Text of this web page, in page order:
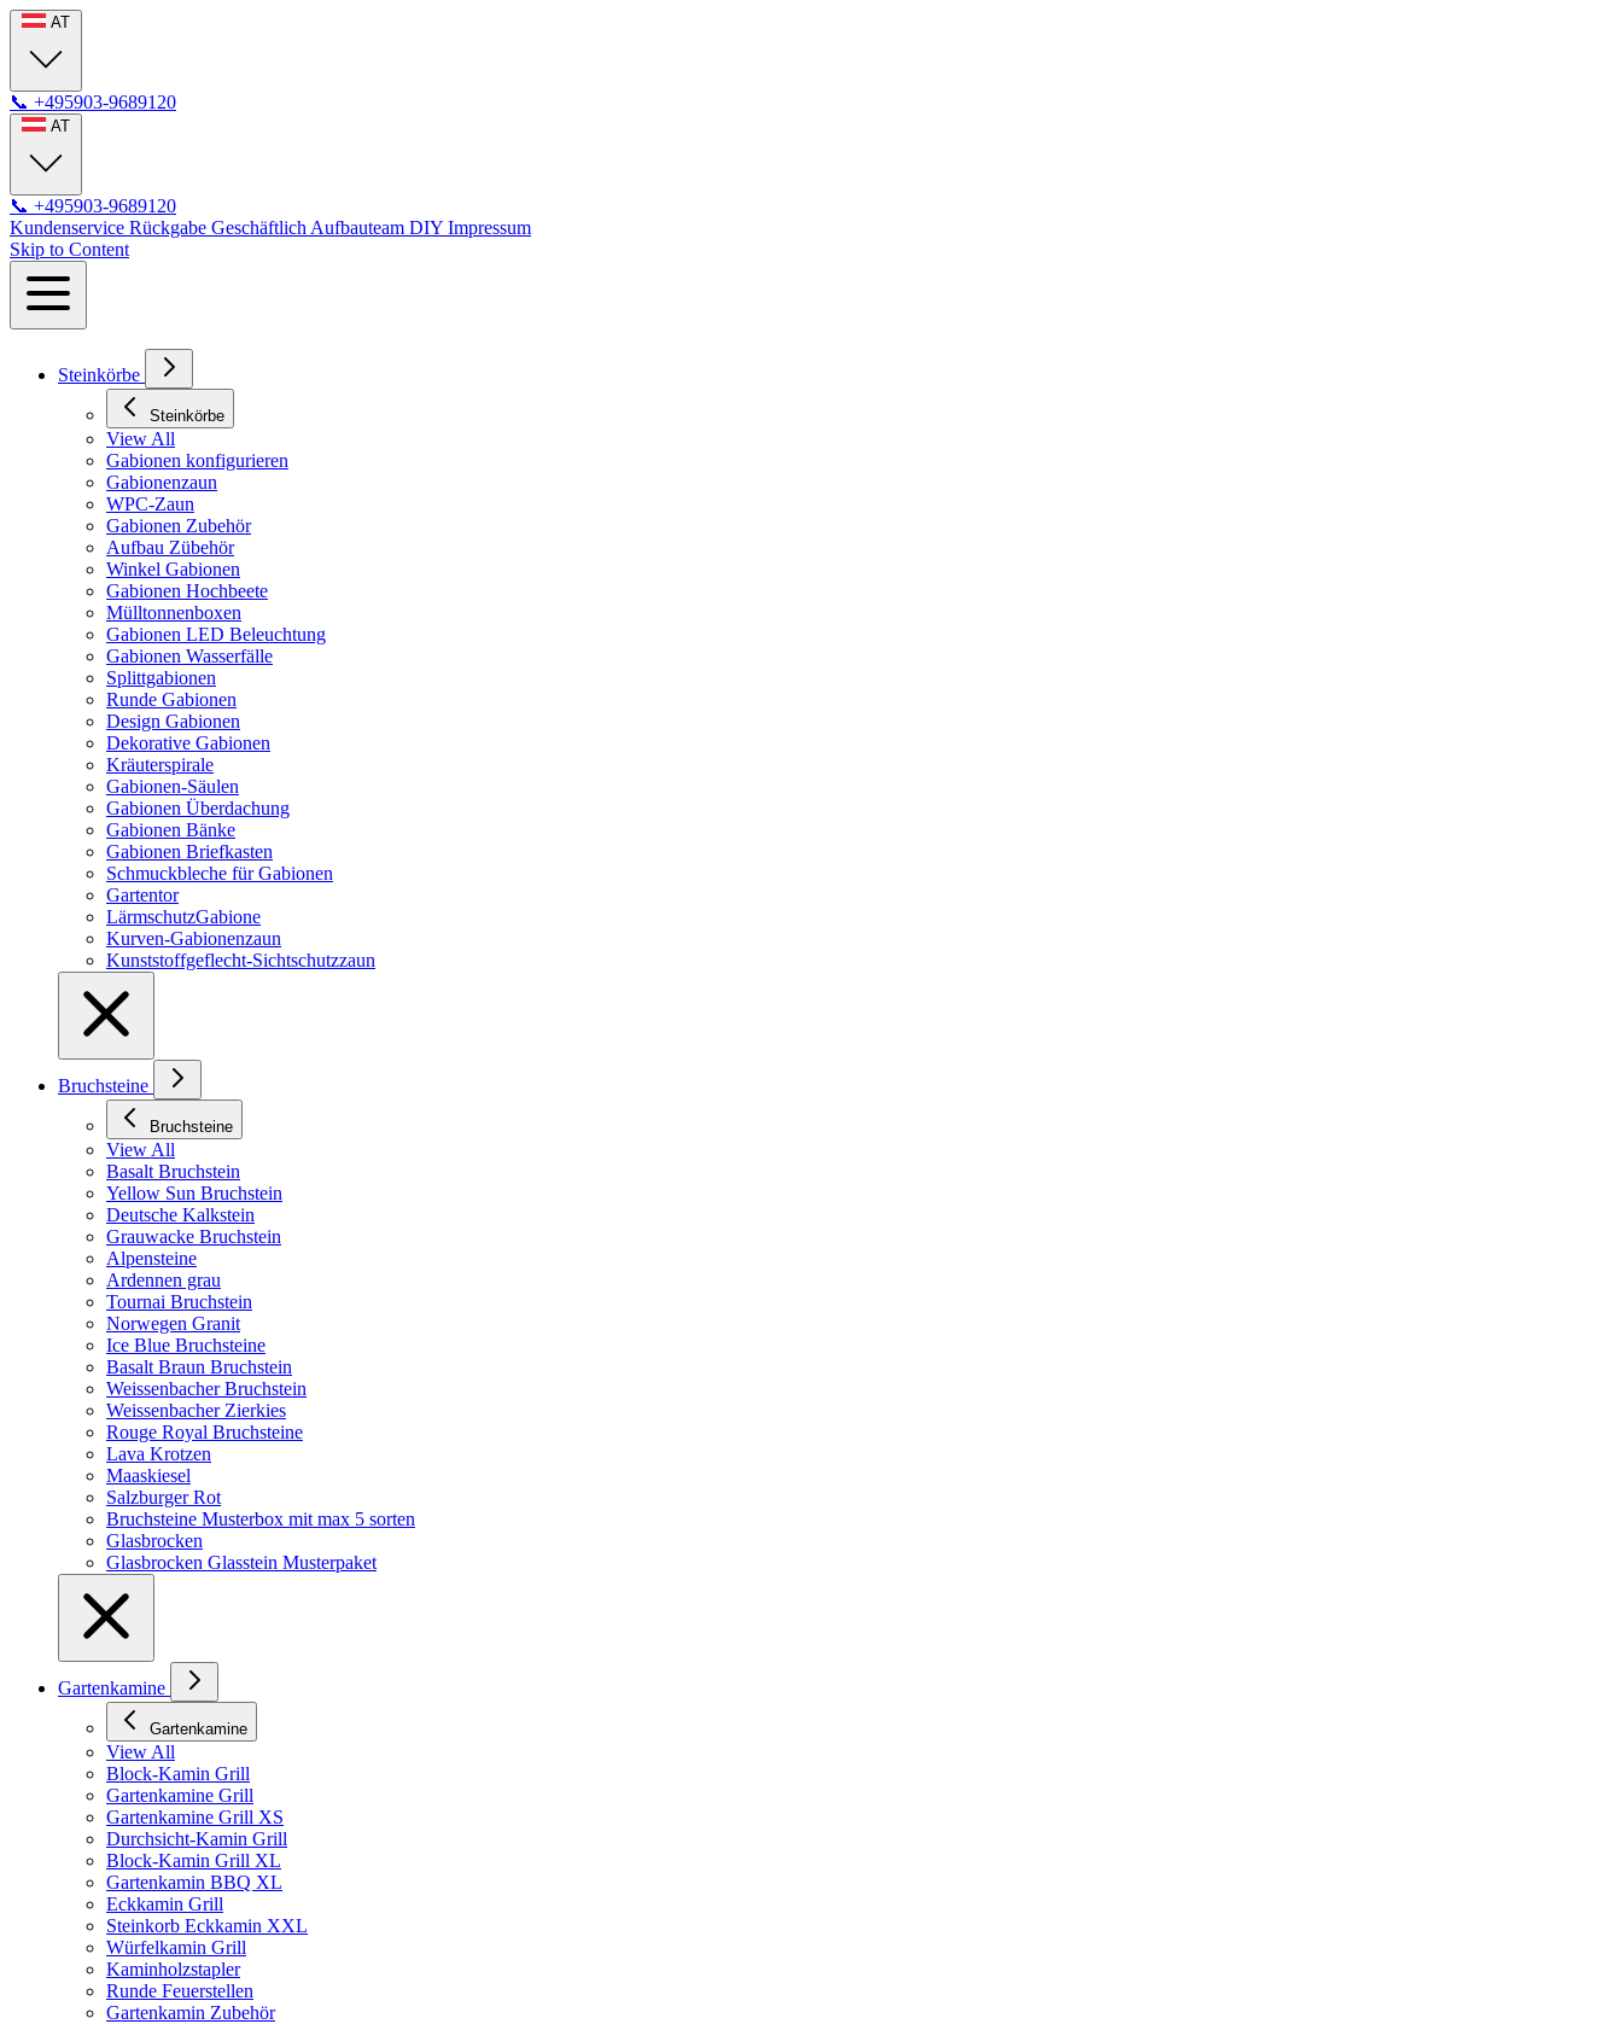
AT
📞 +495903-9689120
AT
📞 +495903-9689120
Kundenservice Rückgabe Geschäftlich Aufbauteam DIY Impressum
Skip to Content
Steinkörbe
Steinkörbe
View All
Gabionen konfigurieren
Gabionenzaun
WPC-Zaun
Gabionen Zubehör
Aufbau Zübehör
Winkel Gabionen
Gabionen Hochbeete
Mülltonnenboxen
Gabionen LED Beleuchtung
Gabionen Wasserfälle
Splittgabionen
Runde Gabionen
Design Gabionen
Dekorative Gabionen
Kräuterspirale
Gabionen-Säulen
Gabionen Überdachung
Gabionen Bänke
Gabionen Briefkasten
Schmuckbleche für Gabionen
Gartentor
LärmschutzGabione
Kurven-Gabionenzaun
Kunststoffgeflecht-Sichtschutzzaun
Bruchsteine
Bruchsteine
View All
Basalt Bruchstein
Yellow Sun Bruchstein
Deutsche Kalkstein
Grauwacke Bruchstein
Alpensteine
Ardennen grau
Tournai Bruchstein
Norwegen Granit
Ice Blue Bruchsteine
Basalt Braun Bruchstein
Weissenbacher Bruchstein
Weissenbacher Zierkies
Rouge Royal Bruchsteine
Lava Krotzen
Maaskiesel
Salzburger Rot
Bruchsteine Musterbox mit max 5 sorten
Glasbrocken
Glasbrocken Glasstein Musterpaket
Gartenkamine
Gartenkamine
View All
Block-Kamin Grill
Gartenkamine Grill
Gartenkamine Grill XS
Durchsicht-Kamin Grill
Block-Kamin Grill XL
Gartenkamin BBQ XL
Eckkamin Grill
Steinkorb Eckkamin XXL
Würfelkamin Grill
Kaminholzstapler
Runde Feuerstellen
Gartenkamin Zubehör